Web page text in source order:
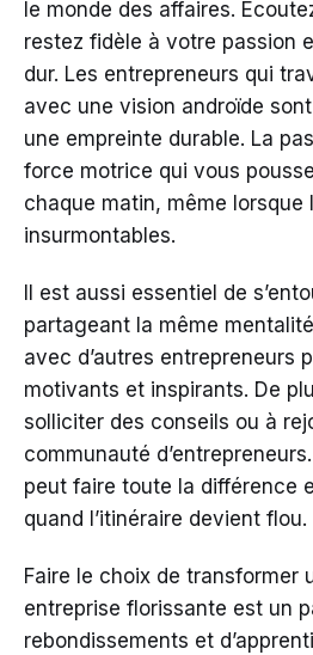
le monde des affaires.
restez fidèle à votre passion
dur. Les entrepreneurs qui
avec une vision androïde
une empreinte durable. La
force motrice qui vous
chaque matin, même lorsque
insurmontables.
Il est aussi essentiel de
partageant la même
avec d’autres entrepreneurs
motivants et inspirants. De
solliciter des conseils ou à
communauté
peut faire toute la différence
quand l’itinéraire devient flou.
Faire le choix de transformer
entreprise florissante est un
rebondissements et